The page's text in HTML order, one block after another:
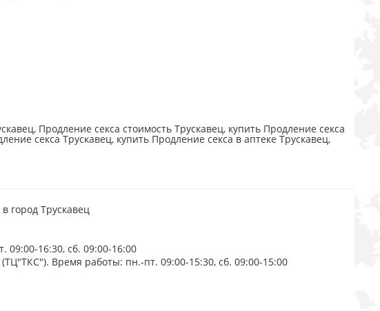
Продление секса стоимость Трускавец, купить Продление секса
секса Трускавец, купить Продление секса в аптеке Трускавец,
город Трускавец
16:30, сб. 09:00-16:00
Время работы: пн.-пт. 09:00-15:30, сб. 09:00-15:00